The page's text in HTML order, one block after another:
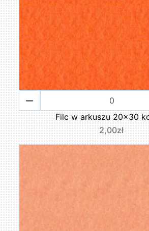
Filc w arkuszu 20x30
2,00zł